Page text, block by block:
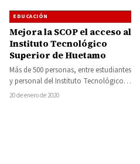
EDUCACIÓN
Mejora la SCOP el acceso al
Instituto Tecnológico
Superior de Huetamo
Más de 500 personas, entre estudiantes
y personal del Instituto Tecnológico
Superior de Huetamo, se beneficiarán
20 de enero de 2020